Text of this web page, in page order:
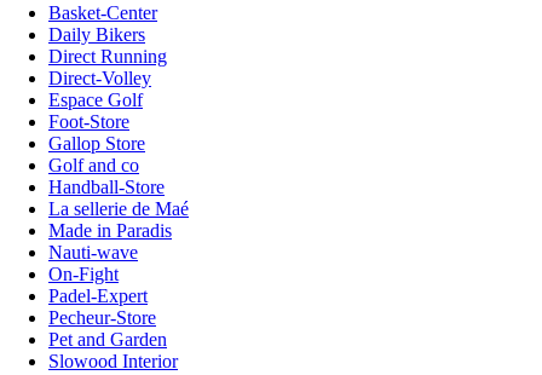
Basket-Center
Daily Bikers
Direct Running
Direct-Volley
Espace Golf
Foot-Store
Gallop Store
Golf and co
Handball-Store
La sellerie de Maé
Made in Paradis
Nauti-wave
On-Fight
Padel-Expert
Pecheur-Store
Pet and Garden
Slowood Interior